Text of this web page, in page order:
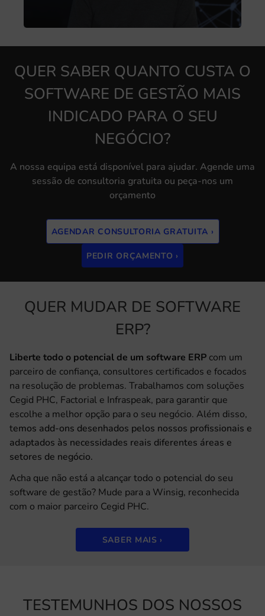
QUER SABER QUANTO CUSTA O
SOFTWARE DE GESTÃO MAIS
INDICADO PARA O SEU
NEGÓCIO?
A nossa equipa está disponível para ajudar. Agende uma
sessão de consultoria gratuita ou peça-nos um
orçamento
AGENDAR CONSULTORIA GRATUITA ›
PEDIR ORÇAMENTO ›
QUER MUDAR DE SOFTWARE
ERP?
Liberte todo o potencial de um software ERP com um
parceiro de confiança, consultores certificados e focados
na resolução de problemas. Trabalhamos com soluções
Cegid PHC, Factorial e Infraspeak, para garantir que
escolhe a melhor opção para o seu negócio. Além disso,
temos add-ons desenhados pelos nossos profissionais e
adaptados às necessidades reais diferentes áreas e
setores de negócio.
Acha que não está a alcançar todo o potencial do seu
software de gestão? Mude para a Winsig, reconhecida
com o maior parceiro Cegid PHC.
SABER MAIS ›
TESTEMUNHOS DOS NOSSOS